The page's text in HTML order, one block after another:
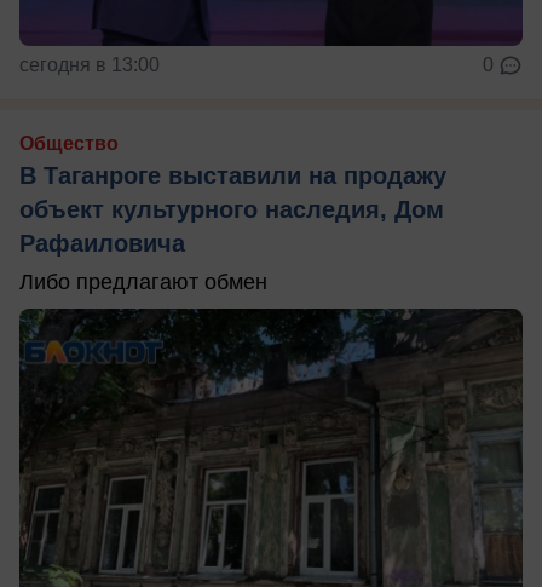
сегодня в 13:00 0
Общество
В Таганроге выставили на продажу
объект культурного наследия, Дом
Рафаиловича
Либо предлагают обмен